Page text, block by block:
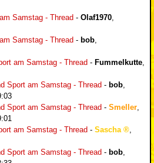
Samstag - Thread - Olaf1970
Samstag - Thread - bob
am Samstag - Thread - Fummelkutte
Sport am Samstag - Thread - bob
Sport am Samstag - Thread - Smeller
am Samstag - Thread - Sascha
Sport am Samstag - Thread - bob